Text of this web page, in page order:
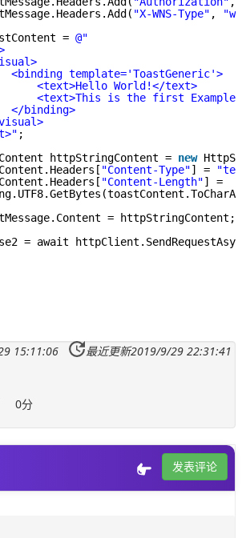
"X-WNS-Type" ,
= @"
<binding template='ToastGeneric'>
<text>Hello World!</text>
<text>This is the first
</binding>
;
httpStringContent = new
"Content-Type"] =
"Content-Length"] =
= httpStringContent;
= await
15:11:06
最近更新2019/9/29 22:31:41
0分
发表评论